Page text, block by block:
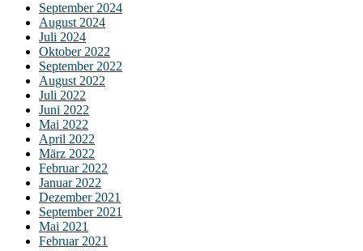
September 2024
August 2024
Juli 2024
Oktober 2022
September 2022
August 2022
Juli 2022
Juni 2022
Mai 2022
April 2022
März 2022
Februar 2022
Januar 2022
Dezember 2021
September 2021
Mai 2021
Februar 2021